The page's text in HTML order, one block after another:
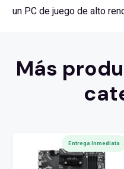
un PC de juego de alto
Más
Entrega Inmediata